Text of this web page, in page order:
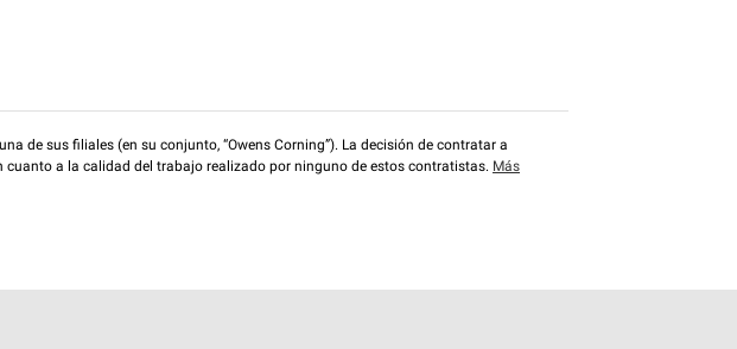
de sus filiales (en su conjunto, “Owens Corning”). La decisión de contratar a
a la calidad del trabajo realizado por ninguno de estos contratistas. Más